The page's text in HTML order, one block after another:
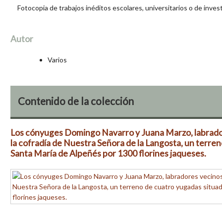
Fotocopia de trabajos inéditos escolares, universitarios o de
Autor
Varios
Contenido de la colección
Los cónyuges Domingo Navarro y Juana Marzo,
la cofradía de Nuestra Señora de la Langosta, un
Santa María de Alpeñés por 1300 florines jaqueses.